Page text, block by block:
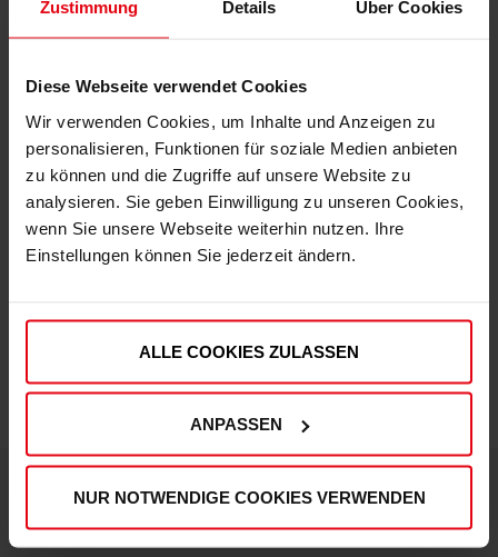
Zustimmung Details Über Cookies
Diese Webseite verwendet Cookies
Wir verwenden Cookies, um Inhalte und Anzeigen zu
personalisieren, Funktionen für soziale Medien anbieten
zu können und die Zugriffe auf unsere Website zu
analysieren. Sie geben Einwilligung zu unseren Cookies,
wenn Sie unsere Webseite weiterhin nutzen. Ihre
Einstellungen können Sie jederzeit ändern.
ALLE COOKIES ZULASSEN
ANPASSEN
NUR NOTWENDIGE COOKIES VERWENDEN
Fortuna x adidas Trackjacket "Originals" Off-White
Mitgliederpreis: € 89,96
DEINE VORTEILE IN UNSEREM SHOP